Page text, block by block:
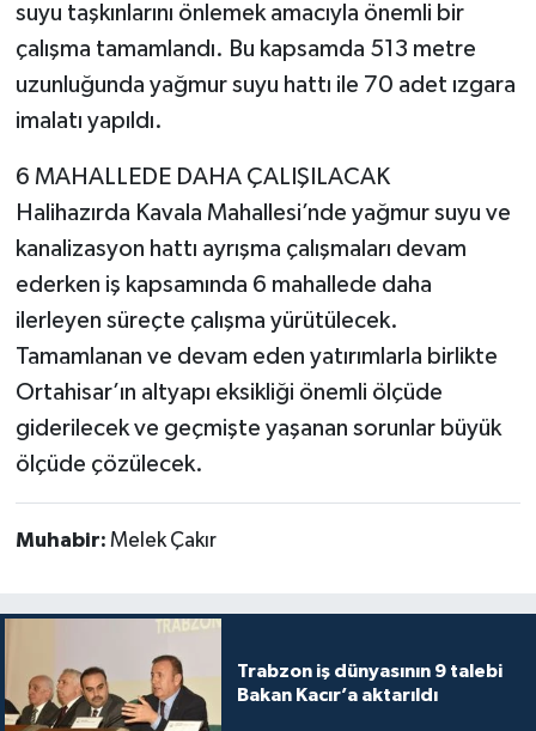
suyu taşkınlarını önlemek amacıyla önemli bir
çalışma tamamlandı. Bu kapsamda 513 metre
uzunluğunda yağmur suyu hattı ile 70 adet ızgara
imalatı yapıldı.
6 MAHALLEDE DAHA ÇALIŞILACAK
Halihazırda Kavala Mahallesi’nde yağmur suyu ve
kanalizasyon hattı ayrışma çalışmaları devam
ederken iş kapsamında 6 mahallede daha
ilerleyen süreçte çalışma yürütülecek.
Tamamlanan ve devam eden yatırımlarla birlikte
Ortahisar’ın altyapı eksikliği önemli ölçüde
giderilecek ve geçmişte yaşanan sorunlar büyük
ölçüde çözülecek.
Muhabir: Melek Çakır
Trabzon iş dünyasının 9 talebi
Bakan Kacır’a aktarıldı